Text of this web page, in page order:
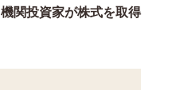
機関投資家が株式を取得